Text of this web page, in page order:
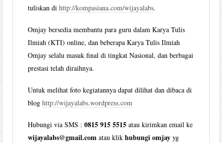
tuliskan dihttp://kompasiana.com/wijayalabs.
Omjay bersedia membantu para guru dalam Karya Tulis
Ilmiah (KTI) online, dan beberapa Karya Tulis Ilmiah
Omjay selalu masuk final di tingkat Nasional, dan berbagai
prestasi telah diraihnya.
Untuk melihat foto kegiatannya dapat dilihat dan dibaca di
bloghttp://wijayalabs.wordpress.com
Hubungi via SMS :0815 915 5515 atau kirimkan email ke
wijayalabs@gmail.com atau klikhubungi omjay yg